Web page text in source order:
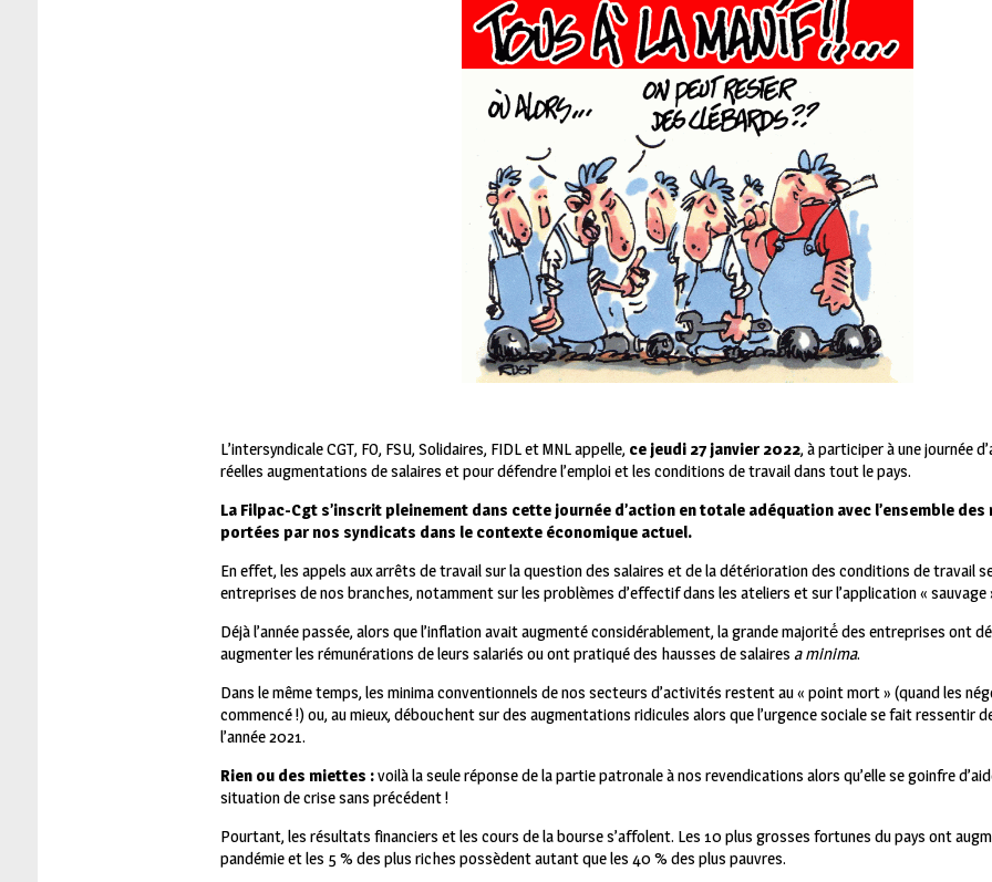
L’intersyndicale CGT, FO, FSU, Solidaires, FIDL et MNL appelle, ce jeudi 27 janvier 2022, à participer à une journée
réelles augmentations de salaires et pour défendre l’emploi et les conditions de travail dans tout le pays.
La Filpac-Cgt s’inscrit pleinement dans cette journée d’action en totale adéquation avec l’ensemble
portées par nos syndicats dans le contexte économique actuel.
En effet, les appels aux arrêts de travail sur la question des salaires et de la détérioration des conditions de travail
entreprises de nos branches, notamment sur les problèmes d’effectif dans les ateliers et sur l’application «
Déjà l’année passée, alors que l’inflation avait augmenté considérablement, la grande majorité́ des entreprises ont
augmenter les rémunérations de leurs salariés ou ont pratiqué des hausses de salaires a minima.
Dans le même temps, les minima conventionnels de nos secteurs d’activités restent au « point mort » (quand les
commencé !) ou, au mieux, débouchent sur des augmentations ridicules alors que l’urgence sociale se fait ressentir
l’année 2021.
Rien ou des miettes :voilà la seule réponse de la partie patronale à nos revendications alors qu’elle se goinfre
situation de crise sans précédent !
Pourtant, les résultats financiers et les cours de la bourse s’affolent. Les 10 plus grosses fortunes du pays ont
pandémie et les 5 % des plus riches possèdent autant que les 40 % des plus pauvres.